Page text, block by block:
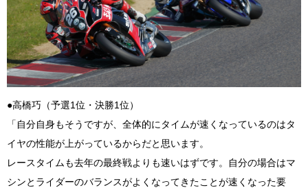
●高橋巧（予選1位・決勝1位）
「自分自身もそうですが、全体的にタイムが速くなっているのはタ
イヤの性能が上がっているからだと思います。
レースタイムも去年の最終戦よりも速いはずです。自分の場合はマ
シンとライダーのバランスがよくなってきたことが速くなった要